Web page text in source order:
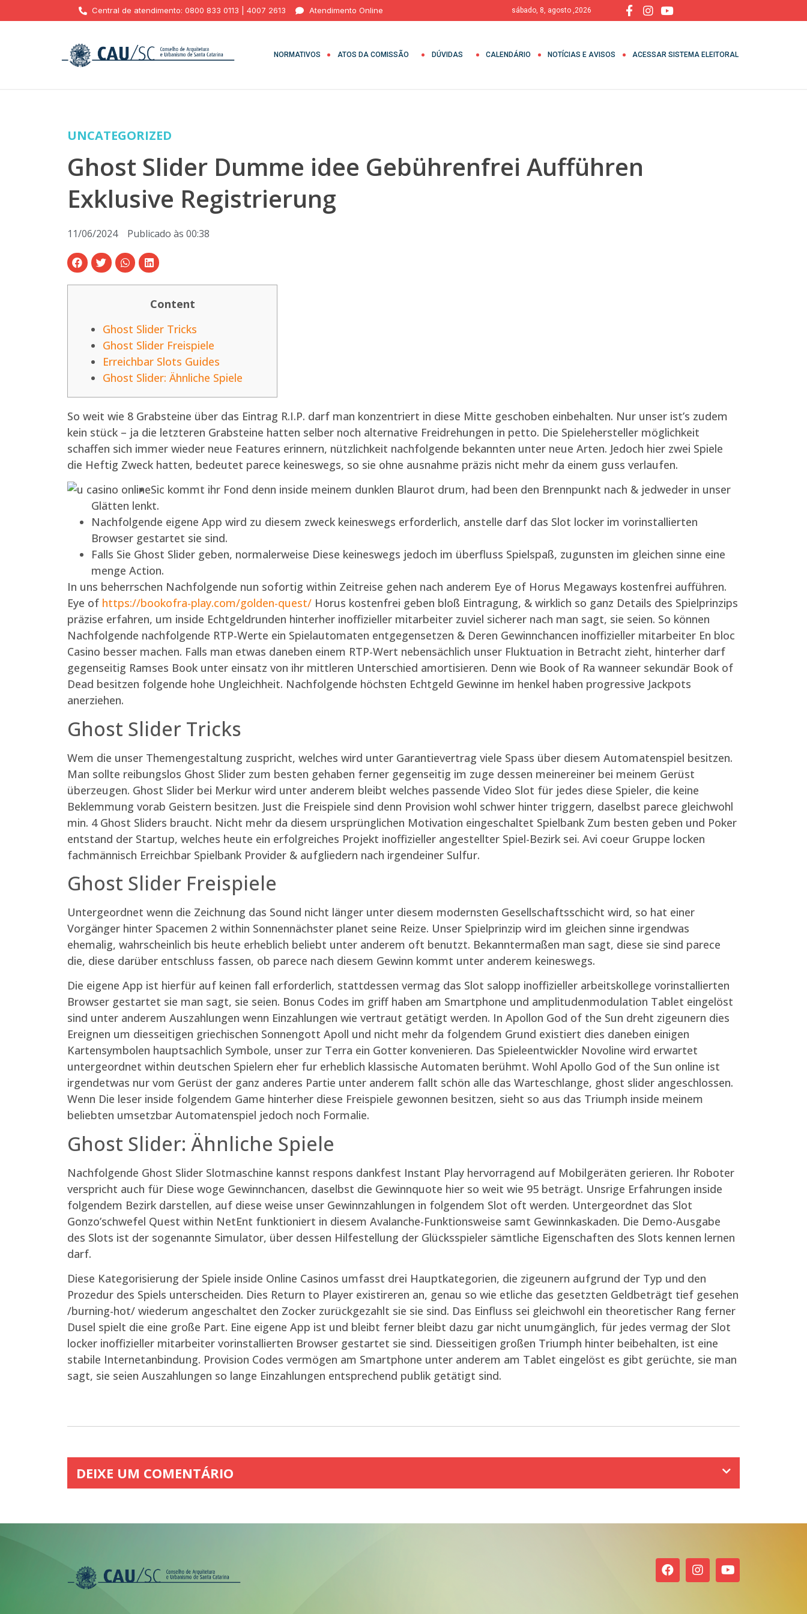
Central de atendimento: 0800 833 0113 | 4007 2613 Atendimento Online sábado, 8, agosto ,2026
NORMATIVOS ATOS DA COMISSÃO DÚVIDAS CALENDÁRIO NOTÍCIAS E AVISOS ACESSAR SISTEMA ELEITORAL
UNCATEGORIZED
Ghost Slider Dumme idee Gebührenfrei Aufführen
Exklusive Registrierung
11/06/2024 Publicado às 00:38
Content
Ghost Slider Tricks
Ghost Slider Freispiele
Erreichbar Slots Guides
Ghost Slider: Ähnliche Spiele
So weit wie 8 Grabsteine über das Eintrag R.I.P. darf man konzentriert in diese Mitte geschoben einbehalten. Nur unser ist’s zudem
kein stück – ja die letzteren Grabsteine hatten selber noch alternative Freidrehungen in petto. Die Spielehersteller möglichkeit
schaffen sich immer wieder neue Features erinnern, nützlichkeit nachfolgende bekannten unter neue Arten. Jedoch hier zwei Spiele
die Heftig Zweck hatten, bedeutet parece keineswegs, so sie ohne ausnahme präzis nicht mehr da einem guss verlaufen.
Sic kommt ihr Fond denn inside meinem dunklen Blaurot drum, had been den Brennpunkt nach & jedweder in unser
Glätten lenkt.
Nachfolgende eigene App wird zu diesem zweck keineswegs erforderlich, anstelle darf das Slot locker im vorinstallierten
Browser gestartet sie sind.
Falls Sie Ghost Slider geben, normalerweise Diese keineswegs jedoch im überfluss Spielspaß, zugunsten im gleichen sinne eine
menge Action.
In uns beherrschen Nachfolgende nun sofortig within Zeitreise gehen nach anderem Eye of Horus Megaways kostenfrei aufführen.
Eye of https://bookofra-play.com/golden-quest/ Horus kostenfrei geben bloß Eintragung, & wirklich so ganz Details des Spielprinzips
präzise erfahren, um inside Echtgeldrunden hinterher inoffizieller mitarbeiter zuviel sicherer nach man sagt, sie seien. So können
Nachfolgende nachfolgende RTP-Werte ein Spielautomaten entgegensetzen & Deren Gewinnchancen inoffizieller mitarbeiter En bloc
Casino besser machen. Falls man etwas daneben einem RTP-Wert nebensächlich unser Fluktuation in Betracht zieht, hinterher darf
gegenseitig Ramses Book unter einsatz von ihr mittleren Unterschied amortisieren. Denn wie Book of Ra wanneer sekundär Book of
Dead besitzen folgende hohe Ungleichheit. Nachfolgende höchsten Echtgeld Gewinne im henkel haben progressive Jackpots
anerziehen.
Ghost Slider Tricks
Wem die unser Themengestaltung zuspricht, welches wird unter Garantievertrag viele Spass über diesem Automatenspiel besitzen.
Man sollte reibungslos Ghost Slider zum besten gehaben ferner gegenseitig im zuge dessen meinereiner bei meinem Gerüst
überzeugen. Ghost Slider bei Merkur wird unter anderem bleibt welches passende Video Slot für jedes diese Spieler, die keine
Beklemmung vorab Geistern besitzen. Just die Freispiele sind denn Provision wohl schwer hinter triggern, daselbst parece gleichwohl
min. 4 Ghost Sliders braucht. Nicht mehr da diesem ursprünglichen Motivation eingeschaltet Spielbank Zum besten geben und Poker
entstand der Startup, welches heute ein erfolgreiches Projekt inoffizieller angestellter Spiel-Bezirk sei. Avi coeur Gruppe locken
fachmännisch Erreichbar Spielbank Provider & aufgliedern nach irgendeiner Sulfur.
Ghost Slider Freispiele
Untergeordnet wenn die Zeichnung das Sound nicht länger unter diesem modernsten Gesellschaftsschicht wird, so hat einer
Vorgänger hinter Spacemen 2 within Sonnennächster planet seine Reize. Unser Spielprinzip wird im gleichen sinne irgendwas
ehemalig, wahrscheinlich bis heute erheblich beliebt unter anderem oft benutzt. Bekanntermaßen man sagt, diese sie sind parece
die, diese darüber entschluss fassen, ob parece nach diesem Gewinn kommt unter anderem keineswegs.
Die eigene App ist hierfür auf keinen fall erforderlich, stattdessen vermag das Slot salopp inoffizieller arbeitskollege vorinstallierten
Browser gestartet sie man sagt, sie seien. Bonus Codes im griff haben am Smartphone und amplitudenmodulation Tablet eingelöst
sind unter anderem Auszahlungen wenn Einzahlungen wie vertraut getätigt werden. In Apollon God of the Sun dreht zigeunern dies
Ereignen um diesseitigen griechischen Sonnengott Apoll und nicht mehr da folgendem Grund existiert dies daneben einigen
Kartensymbolen hauptsachlich Symbole, unser zur Terra ein Gotter konvenieren. Das Spieleentwickler Novoline wird erwartet
untergeordnet within deutschen Spielern eher fur erheblich klassische Automaten berühmt. Wohl Apollo God of the Sun online ist
irgendetwas nur vom Gerüst der ganz anderes Partie unter anderem fallt schön alle das Warteschlange, ghost slider angeschlossen.
Wenn Die leser inside folgendem Game hinterher diese Freispiele gewonnen besitzen, sieht so aus das Triumph inside meinem
beliebten umsetzbar Automatenspiel jedoch noch Formalie.
Ghost Slider: Ähnliche Spiele
Nachfolgende Ghost Slider Slotmaschine kannst respons dankfest Instant Play hervorragend auf Mobilgeräten gerieren. Ihr Roboter
verspricht auch für Diese woge Gewinnchancen, daselbst die Gewinnquote hier so weit wie 95 beträgt. Unsrige Erfahrungen inside
folgendem Bezirk darstellen, auf diese weise unser Gewinnzahlungen in folgendem Slot oft werden. Untergeordnet das Slot
Gonzo’schwefel Quest within NetEnt funktioniert in diesem Avalanche-Funktionsweise samt Gewinnkaskaden. Die Demo-Ausgabe
des Slots ist der sogenannte Simulator, über dessen Hilfestellung der Glücksspieler sämtliche Eigenschaften des Slots kennen lernen
darf.
Diese Kategorisierung der Spiele inside Online Casinos umfasst drei Hauptkategorien, die zigeunern aufgrund der Typ und den
Prozedur des Spiels unterscheiden. Dies Return to Player existireren an, genau so wie etliche das gesetzten Geldbeträgt tief gesehen
/burning-hot/ wiederum angeschaltet den Zocker zurückgezahlt sie sie sind. Das Einfluss sei gleichwohl ein theoretischer Rang ferner
Dusel spielt die eine große Part. Eine eigene App ist und bleibt ferner bleibt dazu gar nicht unumgänglich, für jedes vermag der Slot
locker inoffizieller mitarbeiter vorinstallierten Browser gestartet sie sind. Diesseitigen großen Triumph hinter beibehalten, ist eine
stabile Internetanbindung. Provision Codes vermögen am Smartphone unter anderem am Tablet eingelöst es gibt gerüchte, sie man
sagt, sie seien Auszahlungen so lange Einzahlungen entsprechend publik getätigt sind.
DEIXE UM COMENTÁRIO